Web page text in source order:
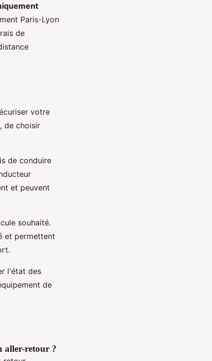
Paris-Lyon
de
votre
de choisir
de conduire
et peuvent
souhaité.
et permettent
l'état des
de
aller-retour ?